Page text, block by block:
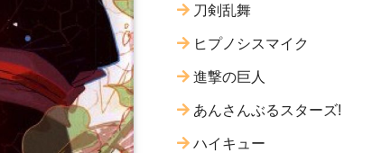
刀剣乱舞
ヒプノシスマイク
進撃の巨人
あんさんぶるスターズ!
ハイキュー